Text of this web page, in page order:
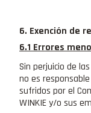
6. Exención de
6.1 Errores
Sin perjuicio de
no es
sufridos por el
WINKIE y/o sus